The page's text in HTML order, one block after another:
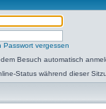
Passwort vergessen
Besuch automatisch
Status während dieser